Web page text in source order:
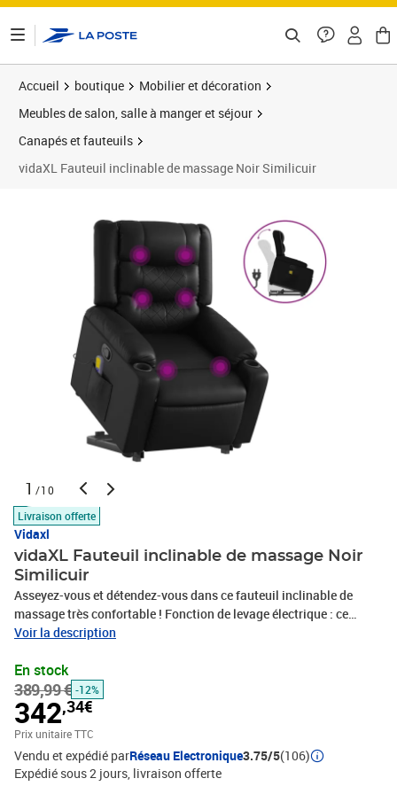
Accueil boutique
Mobilier et décoration
Meubles de salon, salle à manger et séjour
Canapés et fauteuils
vidaXL Fauteuil inclinable de massage Noir Similicuir
1 /10
Livraison offerte
Vidaxl
vidaXL Fauteuil inclinable de massage Noir
Similicuir
Asseyez-vous et détendez-vous dans ce fauteuil inclinable de
massage très confortable ! Fonction de levage électrique : ce
fauteuil inclinable pour personnes âgées est équipé d'un moteur
pousse toute la chaise vers le haut, vous pouvez facilement vous
tenir debout sans stresser votre dos et vos genoux en appuyant
simplement sur le bouton.Fonction d'inclinaison manuelle : ce
fauteuil inclinable est doté d'une poignée du côté droit. Vous
pouvez régler manuellement le repose-pieds et le dossier dans
n'importe quelle position selon votre confort en tirant simplement
sur la poignée. Cette fonction permet une inclinaison maximale de
Voir la description
En stock
389,99 € -12%
342,34€
Prix unitaire TTC
Vendu et expédié parRéseau Electronique3.75/5(106)
Expédié sous 2 jours livraison offerte